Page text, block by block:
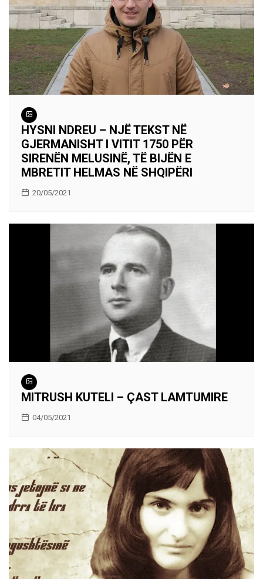
HYSNI NDREU – NJË TEKST NË
GJERMANISHT I VITIT 1750 PËR
SIRENËN MELUSINË, TË BIJËN E
MBRETIT HELMAS NË SHQIPËRI
20/05/2021
MITRUSH KUTELI – ÇAST LAMTUMIRE
04/05/2021